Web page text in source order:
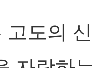
고도의